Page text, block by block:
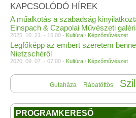
KAPCSOLÓDÓ HÍREK
A műalkotás a szabadság
Einspach & Czapolai Művészeti
2025. 10. 21. - 16:00 - Kultúra / Képzőművészet
Legfőképp az embert szeretem
Nietzschéről
2020. 09. 07. - 07:00 - Kultúra / Képzőművészet
Gutaháza Rábatöttös
PROGRAMKERESŐ